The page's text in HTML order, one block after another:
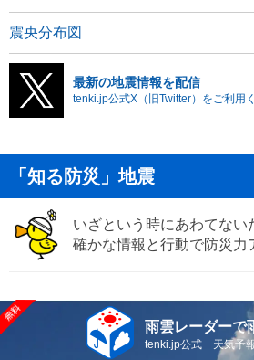
震央分布図
最新の地震情報を配信
tenki.jp公式X（旧Twitter）をご利用
「知る防災」地震
いざという時にあわてない
確かな情報と行動で防災力
雨雲レーダーで
tenki.jp公式 天気予